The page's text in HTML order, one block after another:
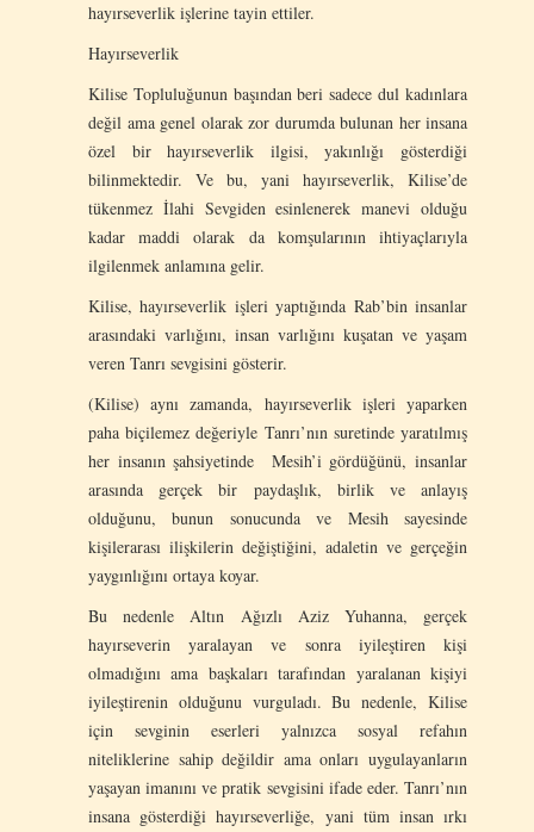
hayırseverlik işlerine tayin ettiler.
Hayırseverlik
Kilise Topluluğunun başından beri sadece dul kadınlara
değil ama genel olarak zor durumda bulunan her insana
özel bir hayırseverlik ilgisi, yakınlığı gösterdiği
bilinmektedir. Ve bu, yani hayırseverlik, Kilise’de
tükenmez İlahi Sevgiden esinlenerek manevi olduğu
kadar maddi olarak da komşularının ihtiyaçlarıyla
ilgilenmek anlamına gelir.
Kilise, hayırseverlik işleri yaptığında Rab’bin insanlar
arasındaki varlığını, insan varlığını kuşatan ve yaşam
veren Tanrı sevgisini gösterir.
(Kilise) aynı zamanda, hayırseverlik işleri yaparken
paha biçilemez değeriyle Tanrı’nın suretinde yaratılmış
her insanın şahsiyetinde Mesih’i gördüğünü, insanlar
arasında gerçek bir paydaşlık, birlik ve anlayış
olduğunu, bunun sonucunda ve Mesih sayesinde
kişilerarası ilişkilerin değiştiğini, adaletin ve gerçeğin
yaygınlığını ortaya koyar.
Bu nedenle Altın Ağızlı Aziz Yuhanna, gerçek
hayırseverin yaralayan ve sonra iyileştiren kişi
olmadığını ama başkaları tarafından yaralanan kişiyi
iyileştirenin olduğunu vurguladı. Bu nedenle, Kilise
için sevginin eserleri yalnızca sosyal refahın
niteliklerine sahip değildir ama onları uygulayanların
yaşayan imanını ve pratik sevgisini ifade eder. Tanrı’nın
insana gösterdiği hayırseverliğe, yani tüm insan ırkı